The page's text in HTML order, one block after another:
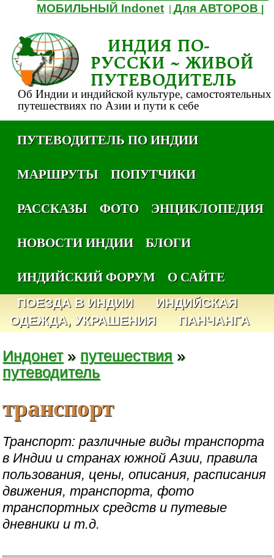
МОБИЛЬНЫЙ Indonet |Для АВТОРОВ
ИНДИЯ ПО-
РУССКИ ~ ЖИВОЙ
ПУТЕВОДИТЕЛЬ
Об Индии и индийской культуре, самостоятельных
путешествиях по Азии и пути к себе
ПУТЕВОДИТЕЛЬ ПО ИНДИИ
МАРШРУТЫ
ПОПУТЧИКИ
РАССКАЗЫ
ФОТО
ЭНЦИКЛОПЕДИЯ
НОВОСТИ ИНДИИ
БЛОГИ
ИНДИЙСКИЙ ФОРУМ
О САЙТЕ
ПОЕЗДА В ИНДИИ
ИНДИЙСКАЯ
ОДЕЖДА, УКРАШЕНИЯ
ПАНЧАНГА
Индонет» путешествия »
путеводитель
транспорт
Транспорт: различные виды транспорта
в Индии и странах южной Азии, правила
пользования, цены, описания, расписания
движения, транспорта, фото
транспортных средств и путевые
дневники и т.д.